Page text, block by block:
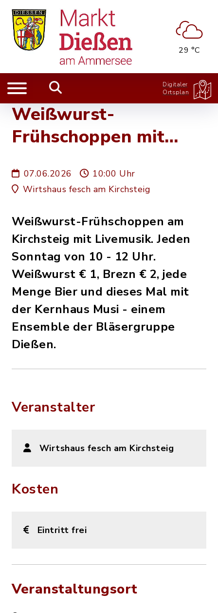
29 °C
Digitaler
Ortsplan
Weißwurst-
Frühschoppen mit
(Bläsergruppe
07.06.2026
10:00 Uhr
Wirtshaus fesch am Kirchsteig
Weißwurst-Frühschoppen am
Kirchsteig mit Livemusik. Jeden
Sonntag von 10 - 12 Uhr.
Weißwurst € 1, Brezn € 2, jede
Menge Bier und dieses Mal mit
der Kernhaus Musi - einem
Ensemble der Bläsergruppe
Dießen.
Veranstalter
Wirtshaus fesch am Kirchsteig
Kosten
Eintritt frei
Veranstaltungsort